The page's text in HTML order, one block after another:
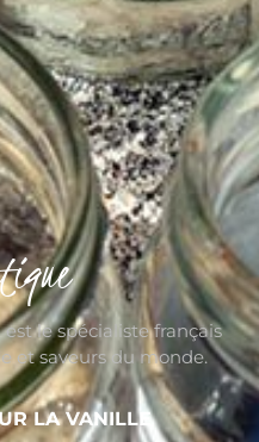
le spécialiste français
et saveurs du monde.
LA VANILLE